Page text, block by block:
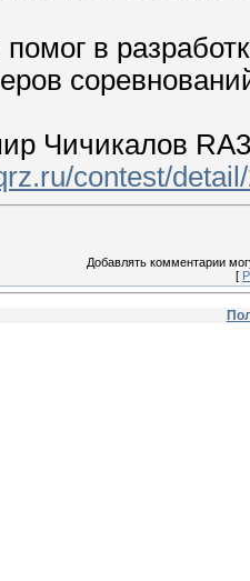
в
Чичикалов
contest/
Добавлять комментарии
[